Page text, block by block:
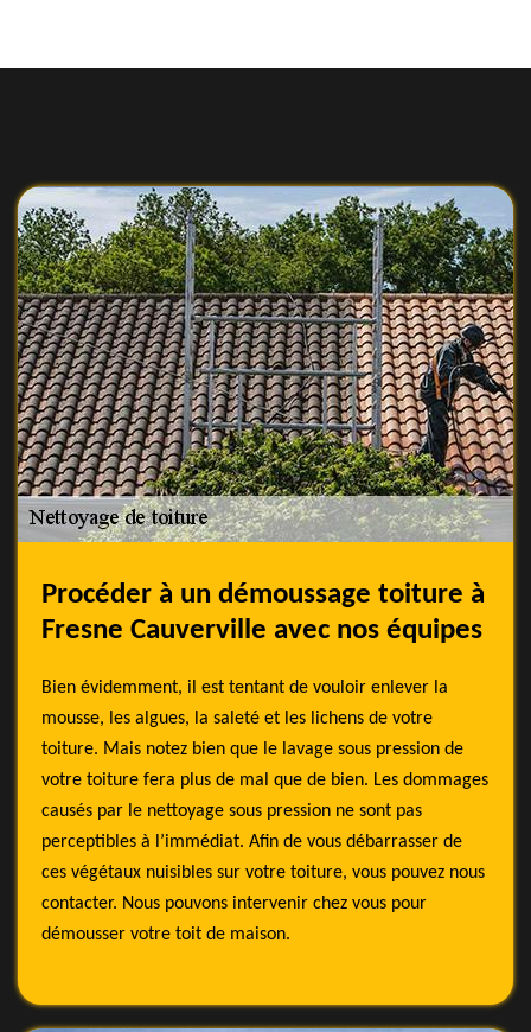
Procéder à un démoussage toiture à
Fresne Cauverville avec nos équipes
Bien évidemment, il est tentant de vouloir enlever la
mousse, les algues, la saleté et les lichens de votre
toiture. Mais notez bien que le lavage sous pression de
votre toiture fera plus de mal que de bien. Les dommages
causés par le nettoyage sous pression ne sont pas
perceptibles à l’immédiat. Afin de vous débarrasser de
ces végétaux nuisibles sur votre toiture, vous pouvez nous
contacter. Nous pouvons intervenir chez vous pour
démousser votre toit de maison.